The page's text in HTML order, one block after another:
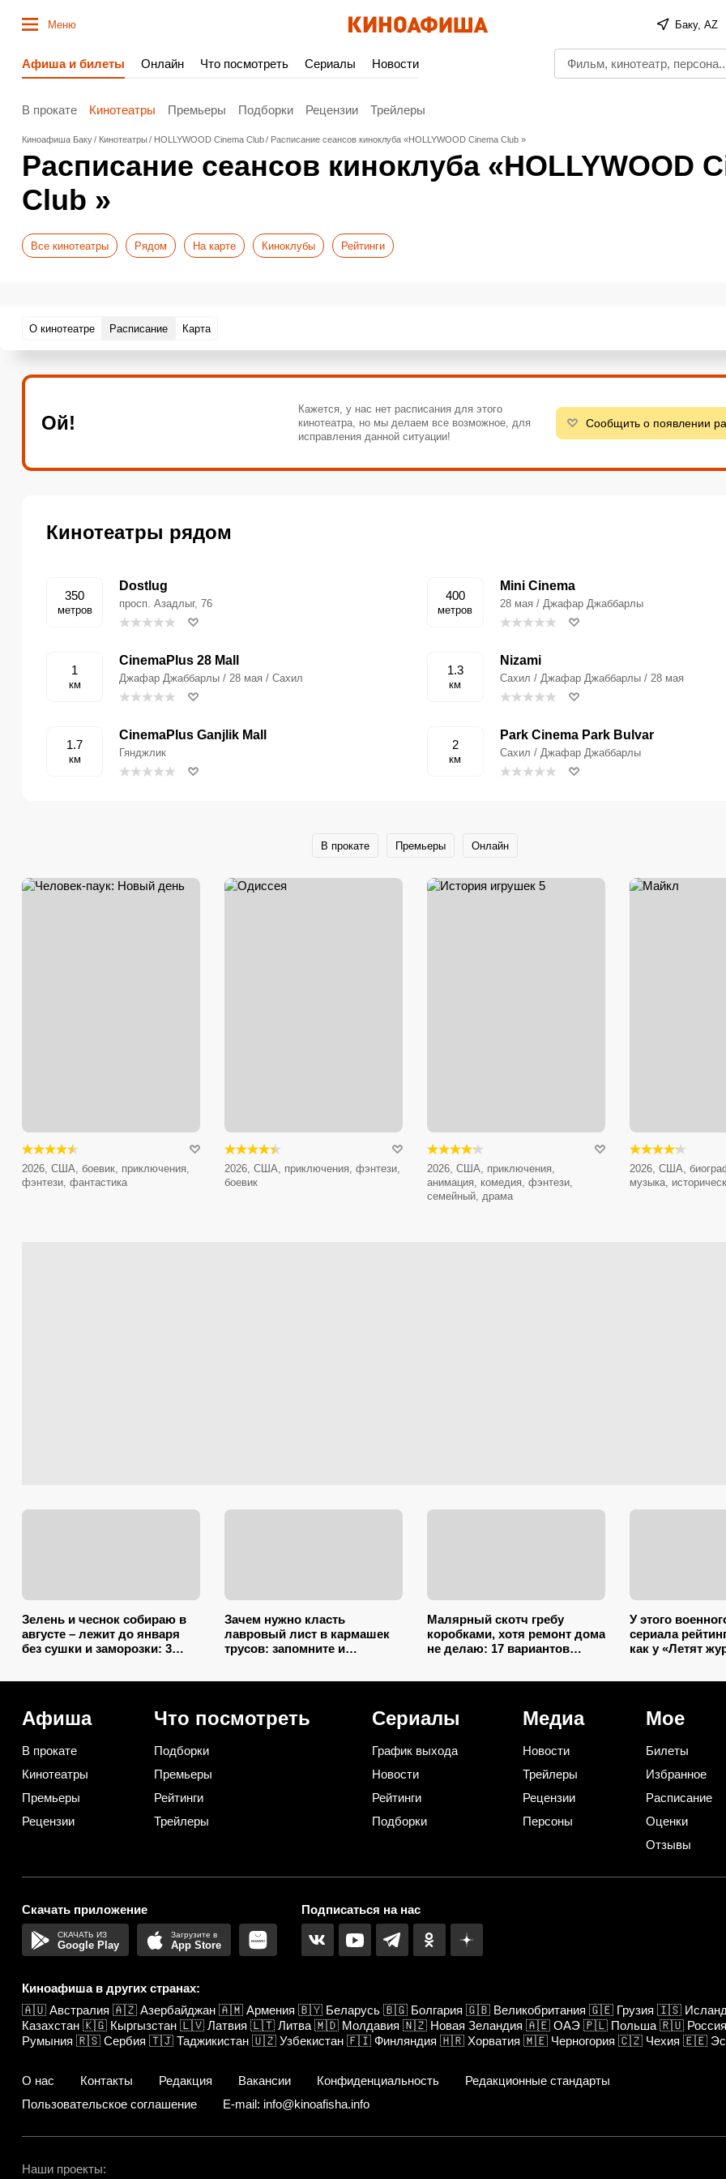
Меню Баку, AZ
Афиша и билеты Онлайн Что посмотреть Сериалы Новости
В прокате Кинотеатры Премьеры Подборки Рецензии Трейлеры
Киноафиша Баку Кинотеатры HOLLYWOOD Cinema Club Расписание сеансов киноклуба «HOLLYWOOD Cinema Club »
Расписание сеансов киноклуба «HOLLYWOOD
Club »
Все кинотеатры Рядом На карте Киноклубы Рейтинги
О кинотеатре Расписание Карта
Ой!
Кажется, у нас нет расписания для этого
кинотеатра, но мы делаем все возможное, для
исправления данной ситуации!
Сообщить о появлении
Кинотеатры рядом
350
метров
Dostlug
просп. Азадлыг, 76
400
метров
Mini Cinema
28 мая / Джафар Джаббарлы
1
км
CinemaPlus 28 Mall
Джафар Джаббарлы / 28 мая / Сахил
1.3
км
Nizami
Сахил / Джафар Джаббарлы / 28 мая
1.7
км
CinemaPlus Ganjlik Mall
Гянджлик
2
км
Park Cinema Park Bulvar
Сахил / Джафар Джаббарлы
В прокате Премьеры Онлайн
2026, США, боевик, приключения,
фэнтези, фантастика
2026, США, приключения, фэнтези,
боевик
2026, США, приключения,
анимация, комедия, фэнтези,
семейный, драма
2026, США,
музыка,
Зелень и чеснок собираю в
августе – лежит до января
без сушки и заморозки: 3
Зачем нужно класть
лавровый лист в кармашек
трусов: запомните и
Малярный скотч гребу
коробками, хотя ремонт дома
не делаю: 17 вариантов
У этого
сериала
как у «Летят
Афиша
В прокате
Кинотеатры
Премьеры
Рецензии
Что посмотреть
Подборки
Премьеры
Рейтинги
Трейлеры
Сериалы
График выхода
Новости
Рейтинги
Подборки
Медиа
Новости
Трейлеры
Рецензии
Персоны
Мое
Билеты
Избранное
Расписание
Оценки
Отзывы
Скачать приложение
Google Play App Store
Подписаться на нас
Киноафиша в других странах:
🇦🇺 Австралия 🇦🇿 Азербайджан 🇦🇲 Армения 🇧🇾 Беларусь 🇧🇬 Болгария 🇬🇧 Великобритания 🇬🇪 Грузия 🇮🇸
Казахстан 🇰🇬 Кыргызстан 🇱🇻 Латвия 🇱🇹 Литва 🇲🇩 Молдавия 🇳🇿 Новая Зеландия 🇦🇪 ОАЭ 🇵🇱 Польша 🇷🇺 Россия
Румыния 🇷🇸 Сербия 🇹🇯 Таджикистан 🇺🇿 Узбекистан 🇫🇮 Финляндия 🇭🇷 Хорватия 🇲🇪 Черногория 🇨🇿 Чехия 🇪🇪
О нас Контакты Редакция Вакансии Конфиденциальность
Редакционные стандарты
Пользовательское соглашение
E-mail: info@kinoafisha.info
Наши проекты: